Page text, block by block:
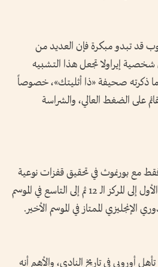
قد تبدو مبكرة فإن العديد من
شخصية إيراولا تجعل هذا التشبيه
ذكرته صحيفة «ذا أثليتك»، خصوصاً
على الضغط العالي، والشراسة
خلال 3 سنوات فقط مع بورنموث في تحقيق قفزات نوعية
معه، إذ قاد الفريق في موسمه الأول إلى المركز الـ 12 ثم إلى التاسع في الموسم
الإنجليزي الممتاز في الموسم الأخير.
أوروبي في تاريخ النادي، والأهم أنه